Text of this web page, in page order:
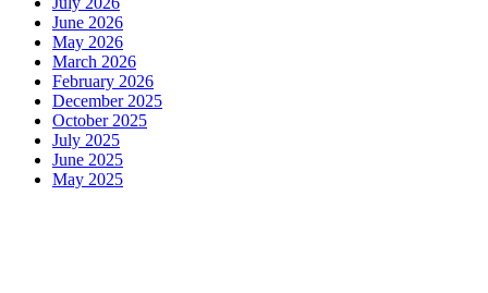
June 2026
May 2026
March 2026
February 2026
December 2025
October 2025
July 2025
June 2025
May 2025